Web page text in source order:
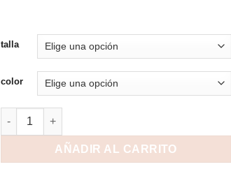
talla
color
AÑADIR AL CARRITO